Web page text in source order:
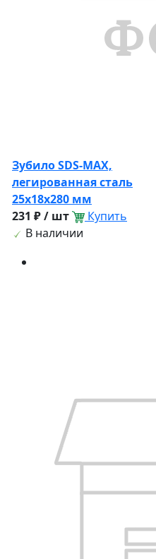
Зубило SDS-MAX,
легированная сталь
25х18х280 мм
231 ₽ / шт
Купить
В наличии